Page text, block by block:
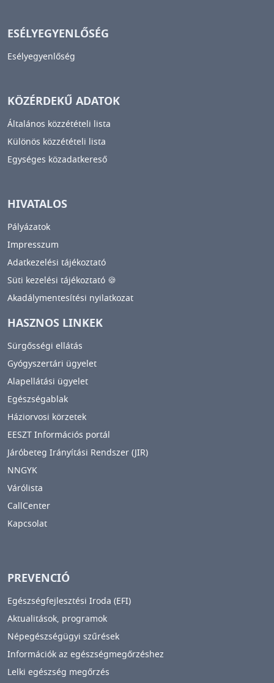
ESÉLYEGYENLŐSÉG
Esélyegyenlőség
KÖZÉRDEKŰ ADATOK
Általános közzétételi lista
Különös közzétételi lista
Egységes közadatkereső
HIVATALOS
Pályázatok
Impresszum
Adatkezelési tájékoztató
Süti kezelési tájékoztató 🍪
Akadálymentesítési nyilatkozat
HASZNOS LINKEK
Sürgősségi ellátás
Gyógyszertári ügyelet
Alapellátási ügyelet
Egészségablak
Háziorvosi körzetek
EESZT Információs portál
Járóbeteg Irányítási Rendszer (JIR)
NNGYK
Várólista
CallCenter
Kapcsolat
PREVENCIÓ
Egészségfejlesztési Iroda (EFI)
Aktualitások, programok
Népegészségügyi szűrések
Információk az egészségmegőrzéshez
Lelki egészség megőrzés